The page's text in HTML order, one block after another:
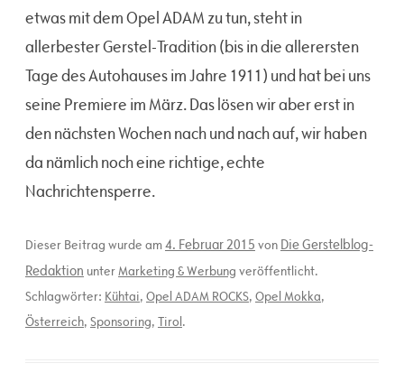
etwas mit dem Opel ADAM zu tun, steht in
allerbester Gerstel-Tradition (bis in die allerersten
Tage des Autohauses im Jahre 1911) und hat bei uns
seine Premiere im März. Das lösen wir aber erst in
den nächsten Wochen nach und nach auf, wir haben
da nämlich noch eine richtige, echte
Nachrichtensperre.
Dieser Beitrag wurde am4. Februar 2015 von Die Gerstelblog-
Redaktion unterMarketing & Werbung veröffentlicht.
Schlagwörter: Kühtai, Opel ADAM ROCKS, Opel Mokka,
Österreich, Sponsoring, Tirol.